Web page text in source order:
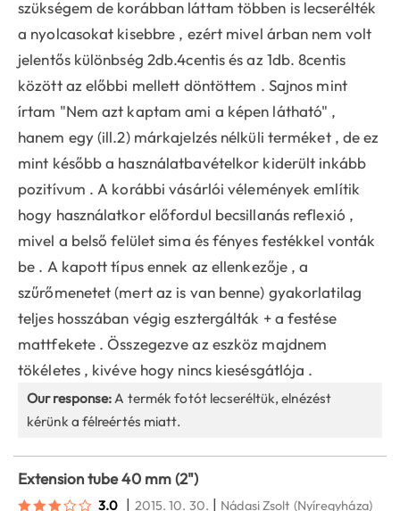
szükségem de korábban láttam többen is lecserélték
a nyolcasokat kisebbre , ezért mivel árban nem volt
jelentős különbség 2db.4centis és az 1db. 8centis
között az előbbi mellett döntöttem . Sajnos mint
írtam "Nem azt kaptam ami a képen látható" ,
hanem egy (ill.2) márkajelzés nélküli terméket , de ez
mint később a használatbavételkor kiderült inkább
pozitívum . A korábbi vásárlói vélemények említik
hogy használatkor előfordul becsillanás reflexió ,
mivel a belső felület sima és fényes festékkel vonták
be . A kapott típus ennek az ellenkezője , a
szűrőmenetet (mert az is van benne) gyakorlatilag
teljes hosszában végig esztergálták + a festése
mattfekete . Összegezve az eszköz majdnem
tökéletes , kivéve hogy nincs kiesésgátlója .
Our response:A termék fotót lecseréltük, elnézést
kérünk a félreértés miatt.
Extension tube 40 mm (2")
3.0 | 2015. 10. 30. | Nádasi Zsolt (Nyíregyháza)